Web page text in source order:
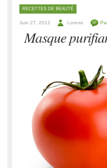
RECETTES DE BEAUTÉ
Juin 27, 2012 Lorene
Masque